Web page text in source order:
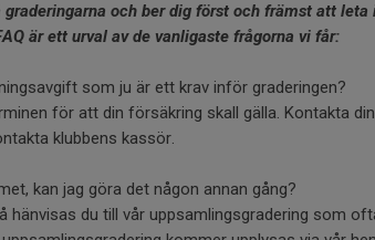
och ber dig först och främst att leta
är ett urval av de vanligaste frågorna vi får:
som ju är ett krav inför graderingen?
för att din försäkring skall gälla. Kontakta
klubbens kassör.
kan jag göra det någon annan gång?
hänvisas du till vår uppsamlingsgradering som